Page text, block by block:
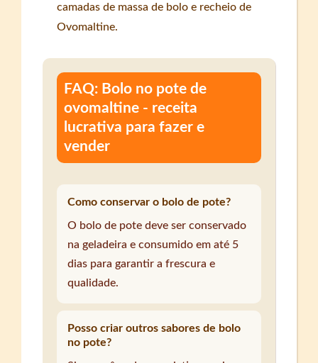
camadas de massa de bolo e recheio de
Ovomaltine.
FAQ: Bolo no pote de
ovomaltine - receita
lucrativa para fazer e
vender
Como conservar o bolo de pote?
O bolo de pote deve ser conservado
na geladeira e consumido em até 5
dias para garantir a frescura e
qualidade.
Posso criar outros sabores de bolo
no pote?